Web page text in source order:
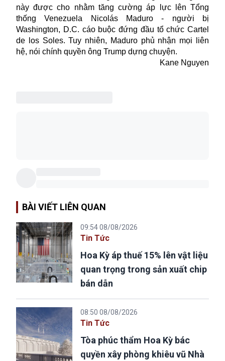
này được cho nhằm tăng cường áp lực lên Tổng
thống Venezuela Nicolás Maduro - người bị
Washington, D.C. cáo buộc đứng đầu tổ chức Cartel
de los Soles. Tuy nhiên, Maduro phủ nhận mọi liên
hệ, nói chính quyền ông Trump dựng chuyện.
Kane Nguyen
BÀI VIẾT LIÊN QUAN
09:54 08/08/2026
Tin Tức
Hoa Kỳ áp thuế 15% lên vật liệu
quan trọng trong sản xuất chip
bán dẫn
08:50 08/08/2026
Tin Tức
Tòa phúc thẩm Hoa Kỳ bác
quyền xây phòng khiêu vũ Nhà